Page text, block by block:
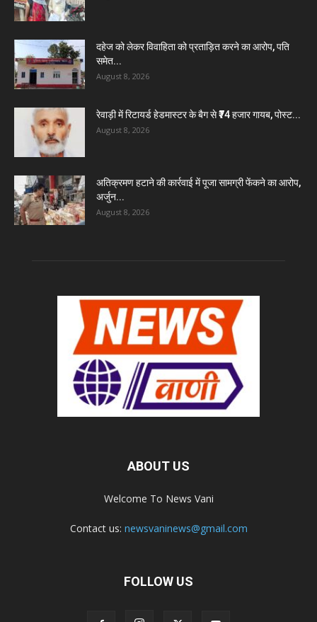
दहेज को लेकर विवाहिता को प्रताड़ित करने का आरोप, पति
समेत...
August 8, 2026
रेवाड़ी में रिटायर्ड हेडमास्टर के बैग से ₹74 हजार गायब, पोस्ट...
August 8, 2026
अतिक्रमण हटाने की कार्रवाई में पूजा सामग्री फेंकने का आरोप,
अर्जुन...
August 8, 2026
ABOUT US
Welcome To News Vani
Contact us: newsvaninews@gmail.com
FOLLOW US